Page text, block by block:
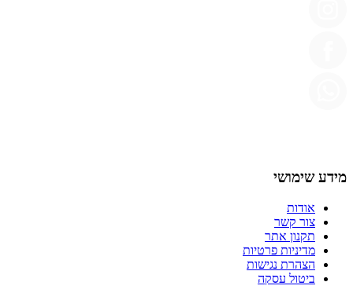
מידע שימושי
אודות
צור קשר
תקנון אתר
מדיניות פרטיות
הצהרת נגישות
ביטול עסקה